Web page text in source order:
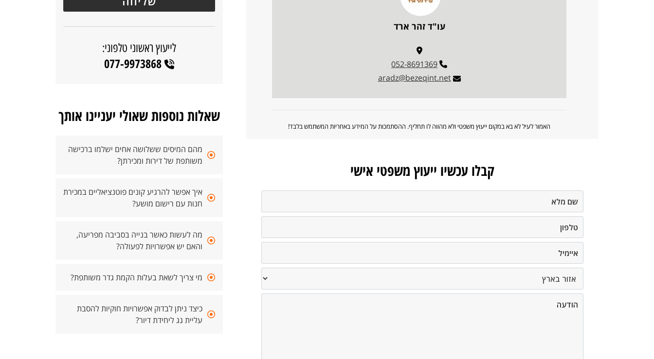
עו"ד זהר ארד
052-8691369
aradz@bezeqint.net
האמור לעיל לא בא במקום ייעוץ משפטי ולא מהווה לו תחליף. ההסתמכות על המידע באחריות המשתמש בלבד!
קבלו עכשיו ייעוץ משפטי אישי
לייעוץ ראשוני טלפוני:
077-9973868
שאלות נוספות שאולי יעניינו אותך
מהם המיסים ששלושה אחים ישלמו ברכישה
משותפת של דירות ומכירתן?
איך אפשר להרגיע קונים פוטנציאליים במכירת
חנות עם רישום מושע?
מה לעשות כאשר בנייה בסביבה מפריעה,
והאם יש אפשרויות לפעולה?
מי צריך לשאת בעלות הקמת גדר משותפת?
כיצד ניתן לבדוק אפשרויות חוקיות להסבת
עליית גג ליחידת דיור?